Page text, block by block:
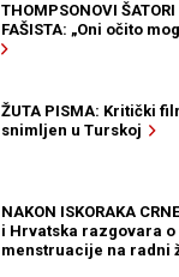
THOMPSONOVI
FAŠISTA: „Oni očito
ŽUTA PISMA: Kritički
snimljen u Turskoj
NAKON ISKORAKA
i Hrvatska razgovara
menstruacije na radni